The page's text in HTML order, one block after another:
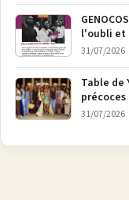
l'oubli et
la pétition
31/07/2026
Table de
aînée, la
31/07/2026